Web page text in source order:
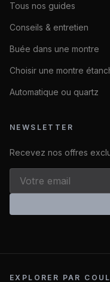
Tous nos guides
Conseils & entretien
Buée dans une montre
Choisir une montre
Automatique ou quartz
NEWSLETTER
Recevez nos offres
EXPLORER PAR